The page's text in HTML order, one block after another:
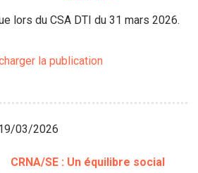
lors du CSA DTI du 31 mars 2026.
la publication
03/2026
CRNA/SE : Un équilibre social